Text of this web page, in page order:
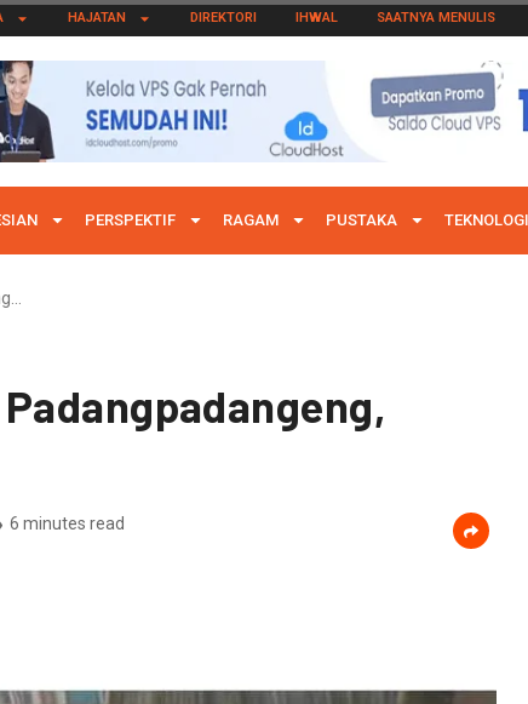
HAJATAN DIREKTORI IHWAL SAATNYA MENULIS
PERSPEKTIF RAGAM PUSTAKA TEKNOLOGI
6 minutes read